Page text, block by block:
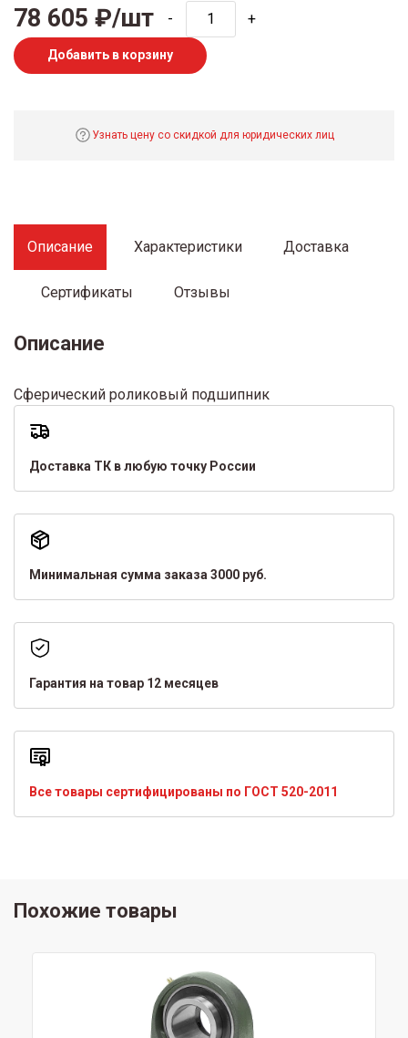
78 605 ₽/шт - +
Добавить в корзину
Узнать цену со скидкой для юридических лиц
Описание Характеристики Доставка
Сертификаты Отзывы
Описание
Сферический роликовый подшипник
Доставка ТК в любую точку России
Минимальная сумма заказа 3000 руб.
Гарантия на товар 12 месяцев
Все товары сертифицированы по ГОСТ 520-2011
Похожие товары